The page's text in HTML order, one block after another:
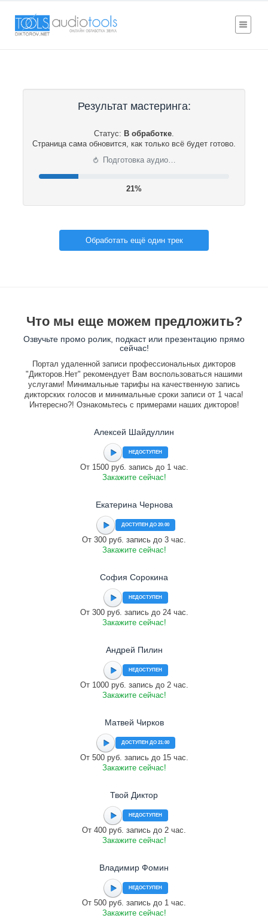
Результат мастеринга:
Статус: В обработке.
Страница сама обновится, как только всё будет готово.
⟳ Подготовка аудио…
21%
Обработать ещё один трек
Что мы еще можем предложить?
Озвучьте промо ролик, подкаст или презентацию прямо
сейчас!
Портал удаленной записи профессиональных дикторов
"Дикторов.Нет" рекомендует Вам воспользоваться нашими
услугами! Минимальные тарифы на качественную запись
дикторских голосов и минимальные сроки записи от 1 часа!
Интересно?! Ознакомьтесь с примерами наших дикторов!
Алексей Шайдуллин
НЕДОСТУПЕН
От 1500 руб. запись до 1 час.
Закажите сейчас!
Екатерина Чернова
ДОСТУПЕН ДО 20:00
От 300 руб. запись до 3 час.
Закажите сейчас!
София Сорокина
НЕДОСТУПЕН
От 300 руб. запись до 24 час.
Закажите сейчас!
Андрей Пилин
НЕДОСТУПЕН
От 1000 руб. запись до 2 час.
Закажите сейчас!
Матвей Чирков
ДОСТУПЕН ДО 21:00
От 500 руб. запись до 15 час.
Закажите сейчас!
Твой Диктор
НЕДОСТУПЕН
От 400 руб. запись до 2 час.
Закажите сейчас!
Владимир Фомин
НЕДОСТУПЕН
От 500 руб. запись до 1 час.
Закажите сейчас!